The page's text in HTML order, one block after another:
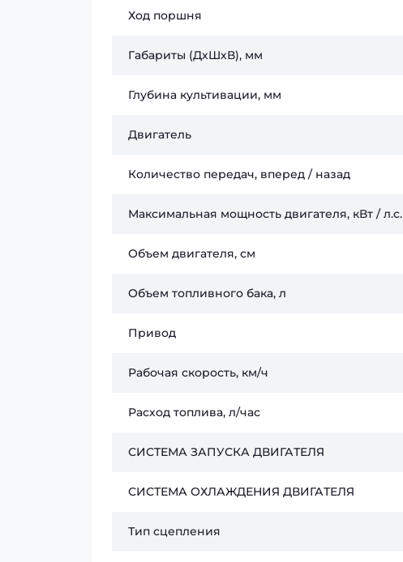
Ход поршня
Габариты (ДхШхВ), мм
Глубина культивации, мм
Двигатель
Количество передач, вперед / назад
Максимальная мощность двигателя, кВт / л.с.
Объем двигателя, см
Объем топливного бака, л
Привод
Рабочая скорость, км/ч
Расход топлива, л/час
СИСТЕМА ЗАПУСКА ДВИГАТЕЛЯ
СИСТЕМА ОХЛАЖДЕНИЯ ДВИГАТЕЛЯ
Тип сцепления